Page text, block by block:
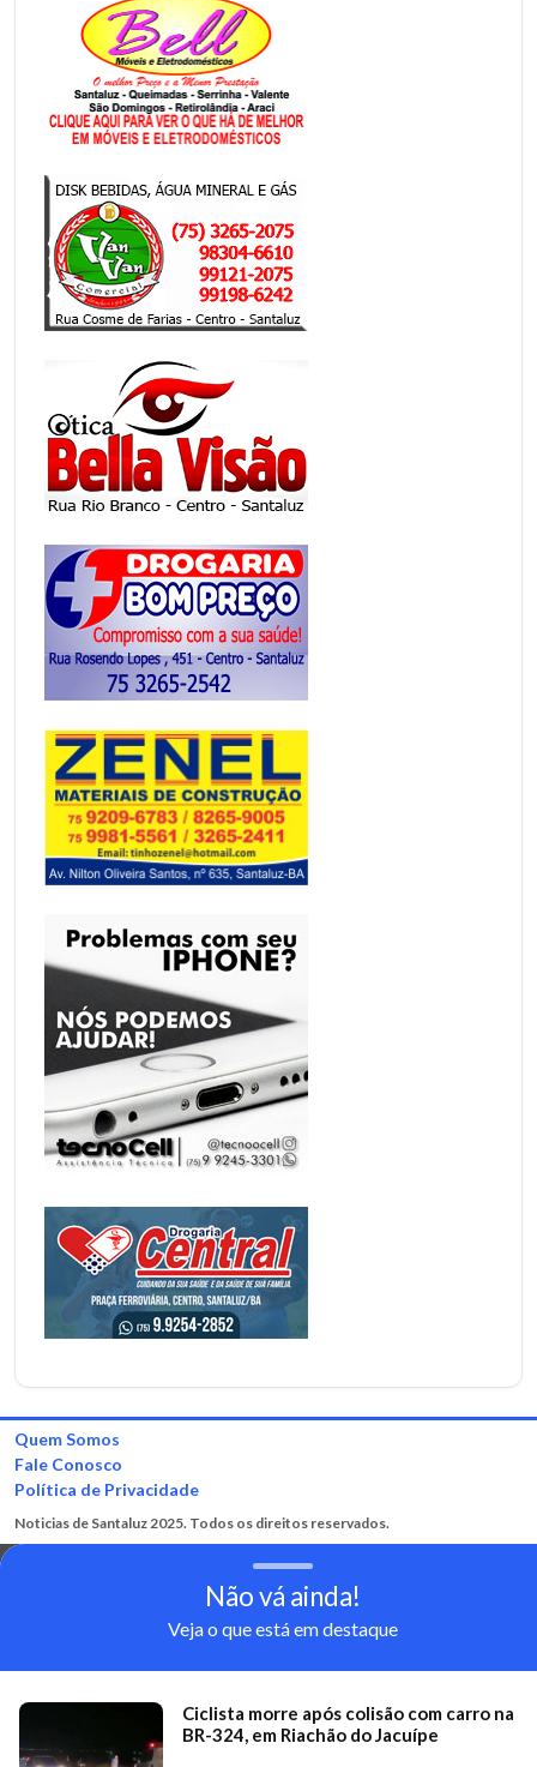
Quem Somos
Fale Conosco
Política de Privacidade
Noticias de Santaluz 2025. Todos os direitos reservados.
Não vá ainda!
Veja o que está em destaque
Ciclista morre após colisão com carro na
BR-324, em Riachão do Jacuípe